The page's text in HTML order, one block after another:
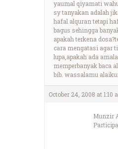
yaumal qiyamati
sy tanyakan adalah
hafal alquran tetapi
bagus sehingga
apakah terkena
cara mengatasi agar
lupa,apakah ada
memperbanyak baca
bib. wassalamu
October 24, 2008 at 1:10
Munzir